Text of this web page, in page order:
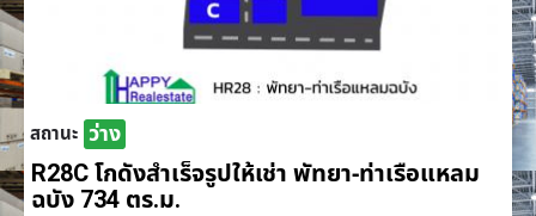
สถานะ ว่าง
R28C โกดังสำเร็จรูปให้เช่า พัทยา-ท่าเรือแหลม
ฉบัง 734 ตร.ม.